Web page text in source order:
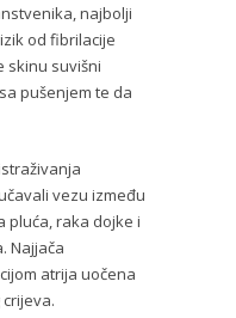
najbolji
od fibrilacije
skinu suvišni
pušenjem te da
vezu između
pluća, raka dojke i
Najjača
atrija uočena